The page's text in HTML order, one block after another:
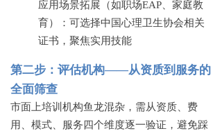
应用场景拓展（如职场EAP、家庭教
育）：可选择中国心理卫生协会相关
证书，聚焦实用技能
第二步：评估机构——从资质到服务的
全面筛查
市面上培训机构鱼龙混杂，需从资质、费
用、模式、服务四个维度逐一验证，避免踩